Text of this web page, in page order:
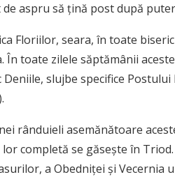
aspru să ţină post după
Floriilor, seara, în toate
În toate zilele săptămânii
Deniile, slujbe specifice
rânduieli asemănătoare
completă se găseşte în
a Obedniţei şi